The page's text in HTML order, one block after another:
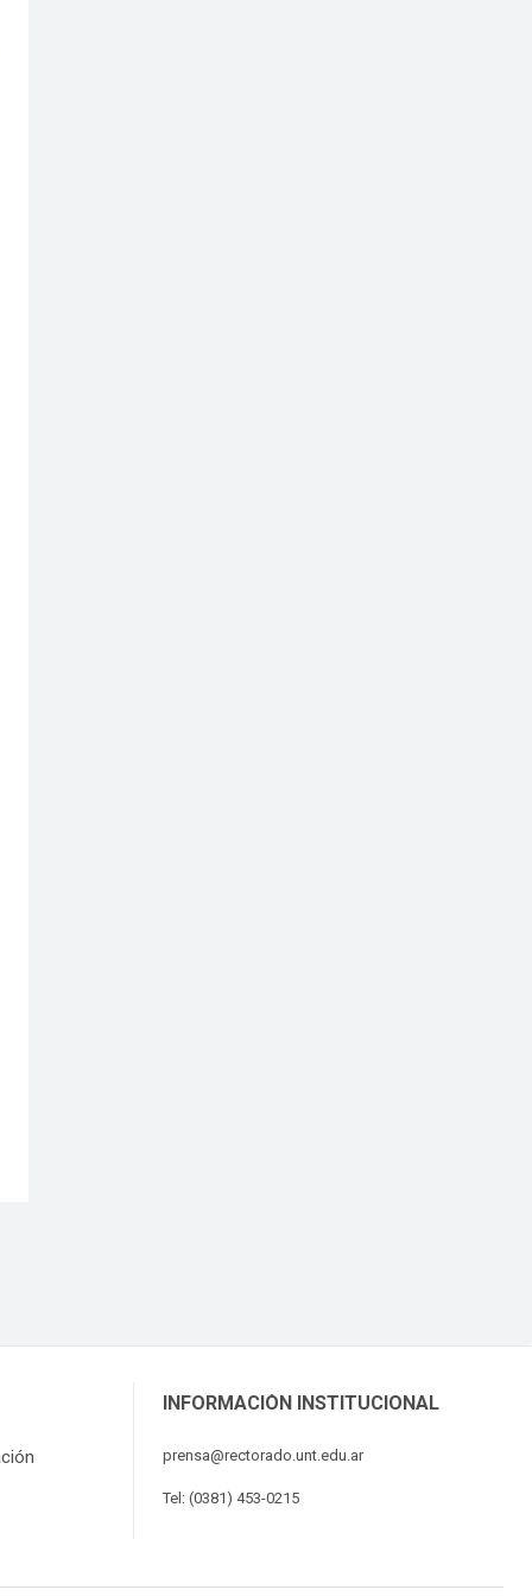
INFORMACIÓN INSTITUCIONAL
prensa@rectorado.unt.edu.ar
Tel: (0381) 453-0215